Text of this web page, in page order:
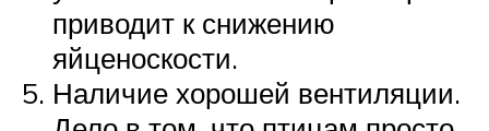
приводит к снижению
яйценоскости.
Наличие хорошей вентиляции.